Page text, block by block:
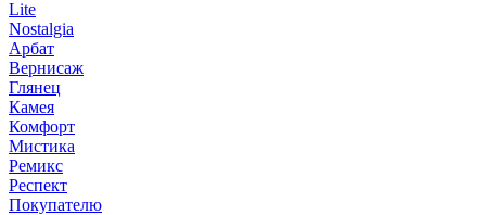
Lite
Nostalgia
Арбат
Вернисаж
Глянец
Камея
Комфорт
Мистика
Ремикс
Респект
Покупателю